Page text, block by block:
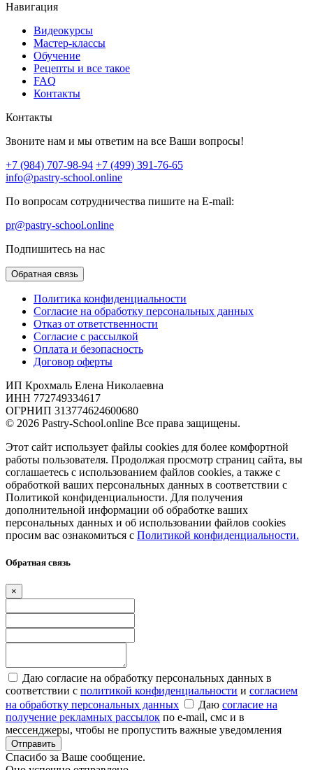
Навигация
Видеокурсы
Мастер-классы
Обучение
Рецепты и все такое
FAQ
Контакты
Контакты
Звоните нам и мы ответим на все Ваши вопросы!
+7 (984) 707-98-94 +7 (499) 391-76-65
info@pastry-school.online
По вопросам сотрудничества пишите на E-mail:
pr@pastry-school.online
Подпишитесь на нас
Обратная связь
Политика конфиденциальности
Согласие на обработку персональных данных
Отказ от ответственности
Согласие с рассылкой
Оплата и безопасность
Договор оферты
ИП Крохмаль Елена Николаевна
ИНН 772749334617
ОГРНИП 313774624600680
© 2026 Pastry-School.online Все права защищены.
Этот сайт использует файлы cookies для более комфортной
работы пользователя. Продолжая просмотр страниц сайта, вы
соглашаетесь с использованием файлов cookies, а также с
обработкой ваших персональных данных в соответствии с
Политикой конфиденциальности. Для получения
дополнительной информации об обработке ваших
персональных данных и об использовании файлов cookies
просим вас ознакомиться с Политикой конфиденциальности.
Обратная связь
×
Даю согласие на обработку персональных данных в
соответствии с политикой конфиденциальности и согласием
на обработку персональных данных
Даю согласие на
получение рекламных рассылок по e-mail, смс и в
мессенджеры, чтобы не пропустить важные уведомления
Отправить
Спасибо за Ваше сообщение.